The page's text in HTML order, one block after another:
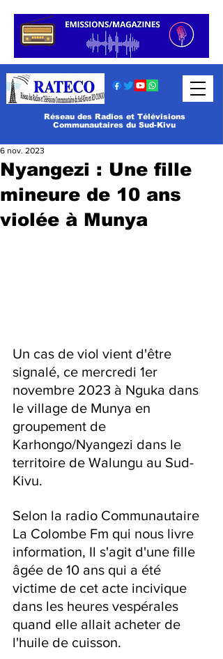
Réseau des Radios et Télévisions
Communautaires du Sud-Kivu
Nyangezi : Une fille
mineure de 10 ans
violée à Munya
6 nov. 2023
Un cas de viol vient d'être
signalé, ce mercredi 1er
novembre 2023 à Nguka dans
le village de Munya en
groupement de
Karhongo/Nyangezi dans le
territoire de Walungu au Sud-
Kivu.
Selon la radio Communautaire
La Colombe Fm qui nous livre
information, Il s'agit d'une fille
âgée de 10 ans qui a été
victime de cet acte incivique
dans les heures vespérales
quand elle allait acheter de
l'huile de cuisson.